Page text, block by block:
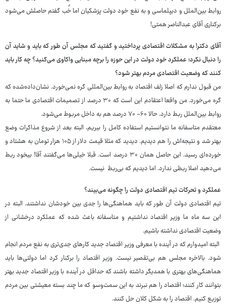
روابط بین‌الملل و دیپلماسی و به نفع خود دولت پزشکیان اما خُب گفتم حاصلش می‌شود
برکناری آقای عبدالناصر همتی!
آقای دکتر! به مشکلات اقتصادی پرداختید و گفتید که مجلس آن طور که باید و شاید آن
را دنبال نکرد؛ عملکرد خود دولت در این حوزه را برچه مبنایی واکاوی می‌کنید؟ چه کار باید
کنند که وضعیت اقتصادی مردم بهتر شود؟
من قبول ندارم که اصلا زلف اقتصاد به روابط بین‌المللی گره نمی‌خورد. نشان‌داده‌شده که
گره می‌خورد. من واقعا اعتقادم این است که ۳۰ درصد از تصمیمات اقتصادی ما حتما به
روابط بین‌الملل ربط دارد. حالا ۶۰- ۷۰ درصد هم به داخل مربوط می‌شود.
معتقدم متاسفانه ما نتوانستیم استفاده کامل را ببریم، البته بعد از شروع مذاکرات وضع
بهتر شد و نتیجه‌اش را هم دیدیم. دیدید که مثلا قیمت دلار از ۱۰۵ هزار تومان به هشتاد و
خورده‌ای رسید. این حاصل همان ۳۰ درصد است. قبلا خیلی‌ها می‌گفتند آقا! بیخود ربط
می‌دهید اصلا ربطی ندارد. اما دیدیم که بی‌ربط نیست.
عملکرد و تحرکات تیم اقتصادی دولت را چگونه می‌بیند؟
تیم اقتصادی دولت آن طور که باید هماهنگی‌ها را جدی بین خودشان نداشتند. البته در
این سه ماه ما وزیر اقتصاد نداشتیم و متاسفانه باعث شده که عملکرد درخشانی از
وضعیت اقتصادی نداشته باشیم.
البته امیدوارم که در آینده با معرفی وزیر اقتصاد جدید کارهای جدی‌تری به نفع مردم انجام
شود. بالاخره مجلس هم بی‌تقصیر نیست. وزیر اقتصاد را برکنار کرد اما دولتی‌ها باید
هماهنگی‌های بهتری با همدیگر داشته باشند که حداقل در آینده با وزیر اقتصاد جدید بهتر
بتوانند کار کنند؛ اقتصاد را هم نبرند به این سمت‌وسو که ما چند بسته معیشتی بین مردم
توزیع کنیم. اقتصاد را به شکل کلان حل کنند.